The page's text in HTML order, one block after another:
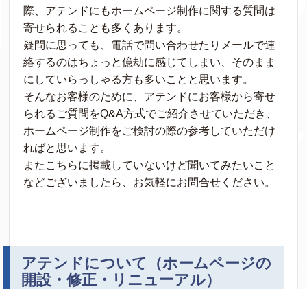
際、アテンドにもホームページ制作に関する質問は
寄せられることも多くあります。
疑問に思っても、電話で問い合わせたりメールで連
絡するのはちょっと億劫に感じてしまい、そのまま
にしていらっしゃる方も多いことと思います。
そんなお客様のために、アテンドにお客様から寄せ
られるご質問をQ&A方式でご紹介させていただき、
ホームページ制作をご検討の際の参考していただけ
ればと思います。
またこちらに掲載していないけど聞いてみたいこと
などございましたら、お気軽にお問合せください。
アテンドについて（ホームページの
開設・修正・リニューアル）